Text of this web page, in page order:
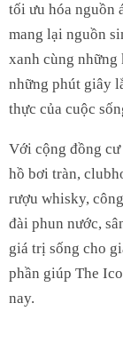
tối ưu hóa nguồn
mang lại nguồn
xanh cùng những
những phút giây
thực của cuộc
Với cộng đồng
hồ bơi tràn,
rượu whisky,
đài phun nước,
giá trị sống cho
phần giúp The
nay.